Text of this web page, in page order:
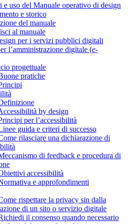
e uso del Manuale operativo di design
e storico
del manuale
al manuale
per i servizi pubblici digitali
l’amministrazione digitale (e-
progettuale
pratiche
by design
per l’accessibilità
guida e criteri di successo
rilasciare una dichiarazione di
di feedback e procedura di
accessibilità
e approfondimenti
rispettare la privacy sin dalla
di un sito o servizio digitale
il consenso quando necessario